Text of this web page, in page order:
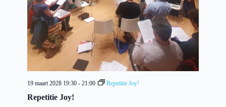
Repetitie Joy!
19 maart 2028 19:30 - 21:00 Repetitie Joy!